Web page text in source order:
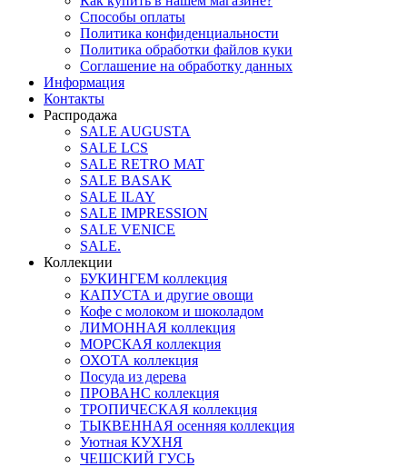
Способы оплаты
Политика конфиденциальности
Политика обработки файлов куки
Соглашение на обработку данных
Информация
Контакты
Распродажа
SALE AUGUSTA
SALE LCS
SALE RETRO MAT
SALE BASAK
SALE ILAY
SALE IMPRESSION
SALE VENICE
SALE.
Коллекции
БУКИНГЕМ коллекция
КАПУСТА и другие овощи
Кофе с молоком и шоколадом
ЛИМОННАЯ коллекция
МОРСКАЯ коллекция
ОХОТА коллекция
Посуда из дерева
ПРОВАНС коллекция
ТРОПИЧЕСКАЯ коллекция
ТЫКВЕННАЯ осенняя коллекция
Уютная КУХНЯ
ЧЕШСКИЙ ГУСЬ